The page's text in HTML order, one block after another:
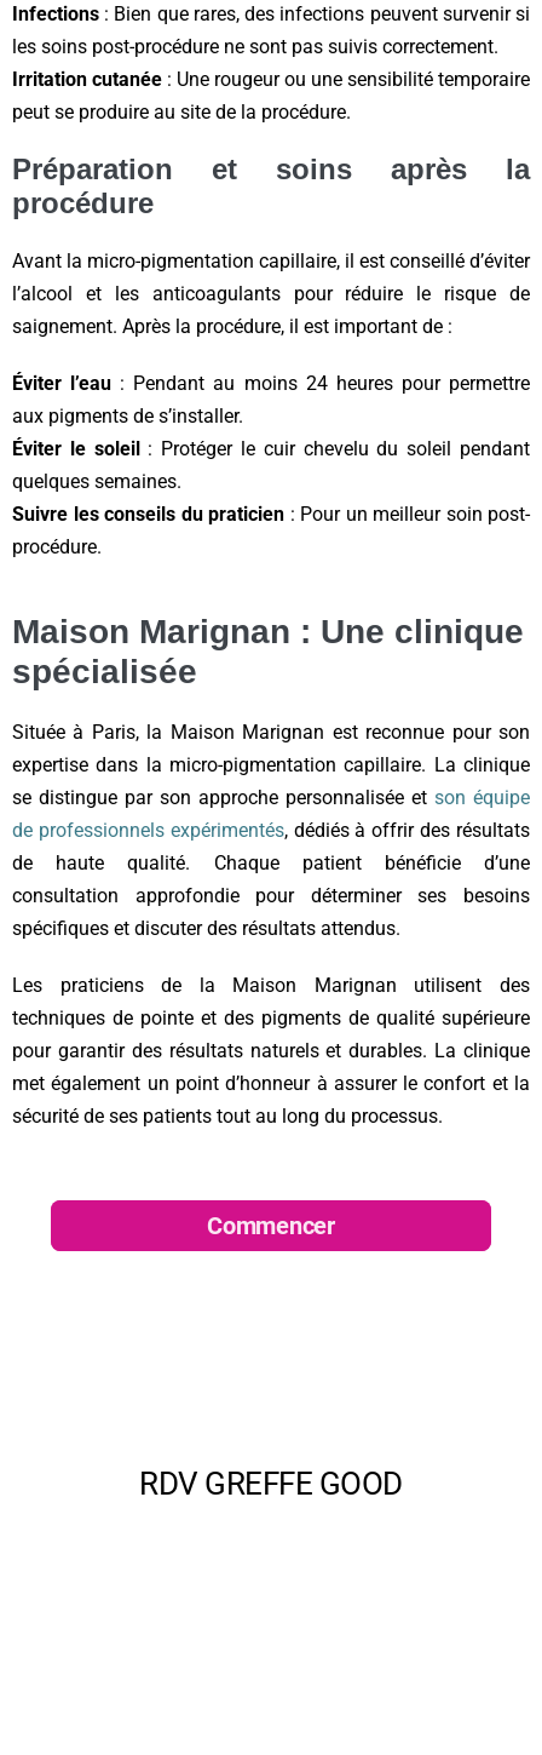
Infections : Bien que rares, des infections peuvent survenir si
les soins post-procédure ne sont pas suivis correctement.
Irritation cutanée : Une rougeur ou une sensibilité temporaire
peut se produire au site de la procédure.
Préparation et soins après la
procédure
Avant la micro-pigmentation capillaire, il est conseillé d’éviter
l’alcool et les anticoagulants pour réduire le risque de
saignement. Après la procédure, il est important de :
Éviter l’eau : Pendant au moins 24 heures pour permettre
aux pigments de s’installer.
Éviter le soleil: Protéger le cuir chevelu du soleil pendant
quelques semaines.
Suivre les conseils du praticien : Pour un meilleur soin post-
procédure.
Maison Marignan : Une clinique
spécialisée
Située à Paris, la Maison Marignan est reconnue pour son
expertise dans la micro-pigmentation capillaire. La clinique
se distingue par son approche personnalisée et son équipe
de professionnels expérimentés, dédiés à offrir des résultats
de haute qualité. Chaque patient bénéficie d’une
consultation approfondie pour déterminer ses besoins
spécifiques et discuter des résultats attendus.
Les praticiens de la Maison Marignan utilisent des
techniques de pointe et des pigments de qualité supérieure
pour garantir des résultats naturels et durables. La clinique
met également un point d’honneur à assurer le confort et la
sécurité de ses patients tout au long du processus.